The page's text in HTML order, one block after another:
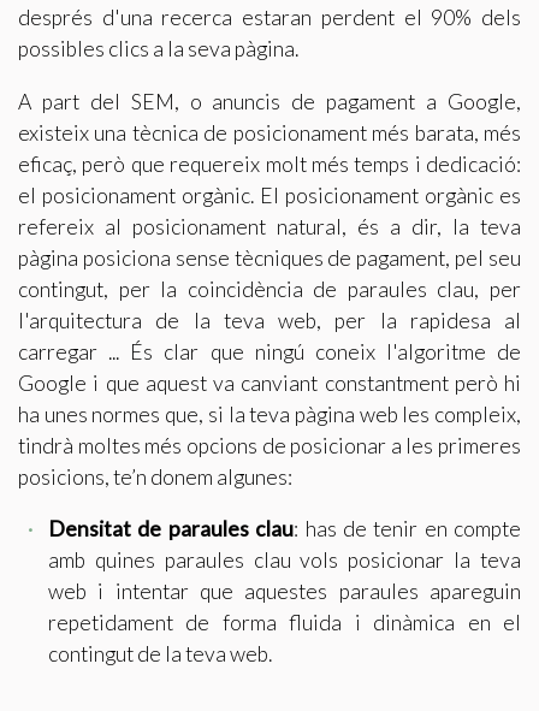
després d'una recerca estaran perdent el 90% dels
possibles clics a la seva pàgina.
A part del SEM, o anuncis de pagament a Google,
existeix una tècnica de posicionament més barata, més
eficaç, però que requereix molt més temps i dedicació:
el posicionament orgànic. El posicionament orgànic es
refereix al posicionament natural, és a dir, la teva
pàgina posiciona sense tècniques de pagament, pel seu
contingut, per la coincidència de paraules clau, per
l'arquitectura de la teva web, per la rapidesa al
carregar ... És clar que ningú coneix l'algoritme de
Google i que aquest va canviant constantment però hi
ha unes normes que, si la teva pàgina web les compleix,
tindrà moltes més opcions de posicionar a les primeres
posicions, te’n donem algunes:
Densitat de paraules clau: has de tenir en compte
amb quines paraules clau vols posicionar la teva
web i intentar que aquestes paraules apareguin
repetidament de forma fluida i dinàmica en el
contingut de la teva web.
Modificar cookies
Tècniques i funcionals
Sempre activades
Aquest lloc web utilitza cookies pròpies per recopilar
informació amb la finalitat de millorar els nostres serveis.
Si continua navegant, suposa l'acceptació de la instal·lació
de les mateixes. L'usuari té la possibilitat de configurar el
navegador podent, si així ho desitja, impedir que siguin
instal·lades al disc dur, encara que haurà de tenir en
compte que aquesta acció podrà ocasionar dificultats de
navegació de la pàgina web.
Analítiques i personalització
Permeten fer el seguiment i l'anàlisi del comportament
dels usuaris d'aquest lloc web. La informació recollida
mitjançant aquest tipus de cookies s'utilitza en el
mesurament de l'activitat del web per a l'elaboració de
perfils de navegació dels usuaris per introduir millores en
funció de l'anàlisi de les dades d'ús que fan els usuaris del
servei. Permeten desar la informació de preferència de
una millor experiència a través de productes recomanats.
Marketing i publicitat
Aquestes cookies són utilitzades per emmagatzemar
informació sobre les preferències i les eleccions personals
de l'usuari a través de l'observació continuada dels seus